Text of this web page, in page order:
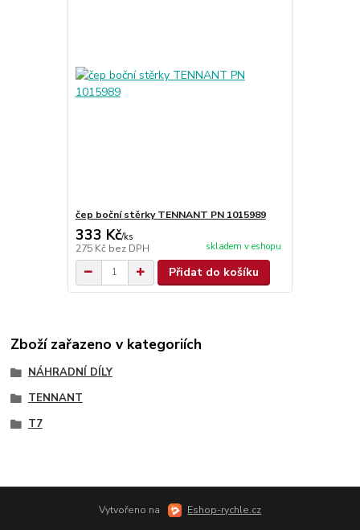
čep boční stěrky TENNANT PN 1015989
333 Kč/ks
275 Kč bez DPH skladem v eshopu
Přidat do košíku
Zboží zařazeno v kategoriích
NÁHRADNÍ DÍLY
TENNANT
T7
Vytvořeno na Eshop-rychle.cz